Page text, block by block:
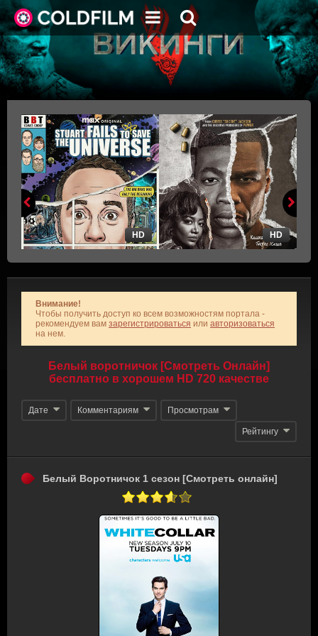
HD HD
Внимание!
Чтобы получить доступ ко всем возможностям портала -
рекомендуем вам зарегистрироваться или авторизоваться
на нем.
Белый воротничок [Смотреть Онлайн]
бесплатно в хорошем HD 720 качестве
Дате Комментариям Просмотрам
Рейтингу
Белый Воротничок 1 сезон [Смотреть онлайн]